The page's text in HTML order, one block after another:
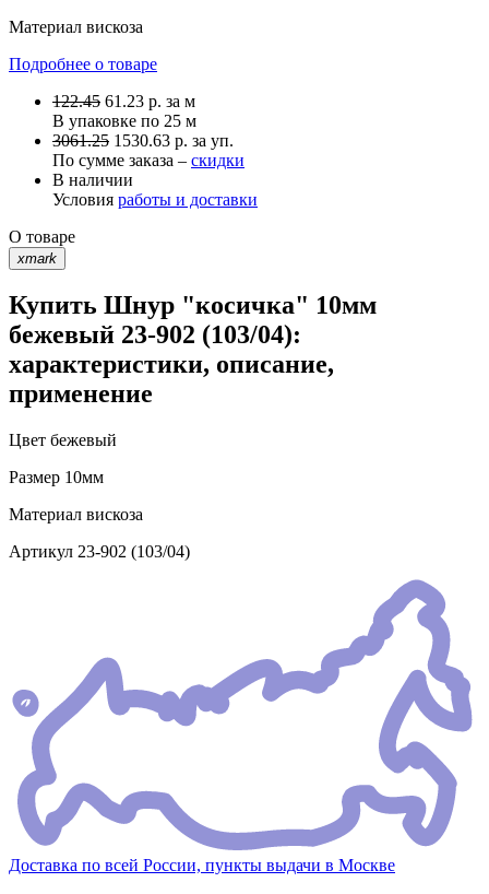
Материал вискоза
Подробнее о товаре
122.45 61.23 р. за м
В упаковке по 25 м
3061.25 1530.63 р. за уп.
По сумме заказа – скидки
В наличии
Условия работы и доставки
О товаре
xmark
Купить Шнур "косичка" 10мм
бежевый 23-902 (103/04):
характеристики, описание,
применение
Цвет бежевый
Размер 10мм
Материал вискоза
Артикул 23-902 (103/04)
Доставка по всей России, пункты выдачи в Москве